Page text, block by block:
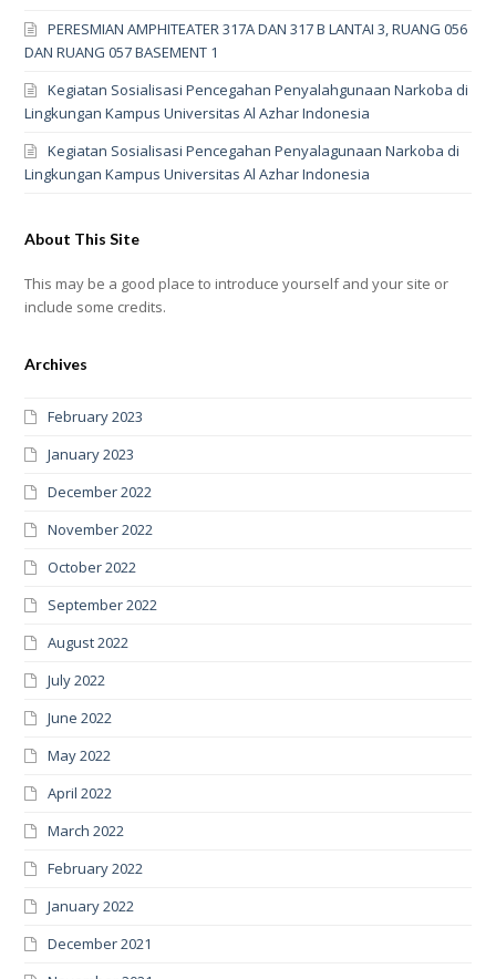
PERESMIAN AMPHITEATER 317A DAN 317 B LANTAI 3, RUANG 056
DAN RUANG 057 BASEMENT 1
Kegiatan Sosialisasi Pencegahan Penyalahgunaan Narkoba di
Lingkungan Kampus Universitas Al Azhar Indonesia
Kegiatan Sosialisasi Pencegahan Penyalagunaan Narkoba di
Lingkungan Kampus Universitas Al Azhar Indonesia
About This Site
This may be a good place to introduce yourself and your site or
include some credits.
Archives
February 2023
January 2023
December 2022
November 2022
October 2022
September 2022
August 2022
July 2022
June 2022
May 2022
April 2022
March 2022
February 2022
January 2022
December 2021